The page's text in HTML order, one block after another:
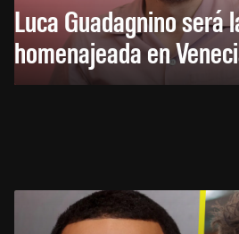
Luca Guadagnino será
homenajeada en